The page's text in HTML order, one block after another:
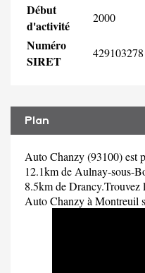
Début
d'activité
2000
Numéro
SIRET
429103278
Plan
Auto Chanzy (93100) est
12.1km de Aulnay-sous-
8.5km de Drancy.Trouvez
Auto Chanzy à Montreuil